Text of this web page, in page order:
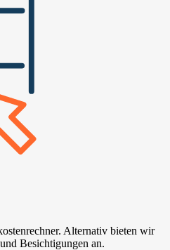
Alternativ bieten wir
Besichtigungen an.